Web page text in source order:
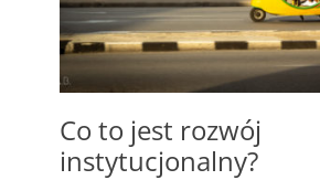
Co to jest rozwój
instytucjonalny?